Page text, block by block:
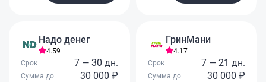
Надо денег
4.59
Срок
7 — 30 дн.
Сумма до 30 000 ₽
ГринМани
4.17
Срок
7 — 21 дн.
Сумма до 30 000 ₽